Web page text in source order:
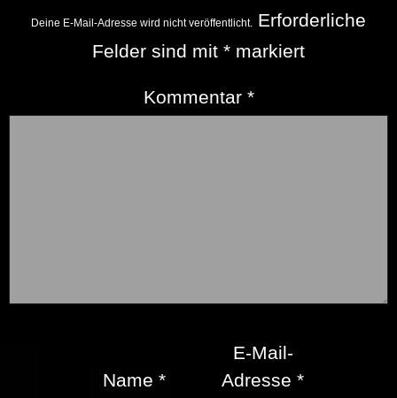
Deine E-Mail-Adresse wird nicht veröffentlicht. Erforderliche
Felder sind mit * markiert
Kommentar *
Name *
E-Mail-
Adresse*